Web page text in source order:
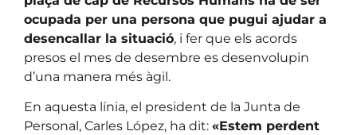
ocupada per una persona que pugui ajudar a
desencallar la situació, i fer que els acords
presos el mes de desembre es desenvolupin
d’una manera més àgil.
En aquesta línia, el president de la Junta de
Personal, Carles López, ha dit: «Estem perdent